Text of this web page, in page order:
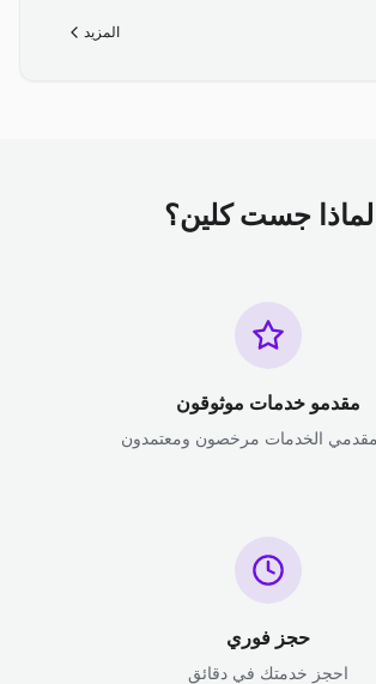
المزيد
لماذا جست كلين؟
مقدمو خدمات موثوقون
الخدمات مرخصون ومعتمدون
حجز فوري
احجز خدمتك في دقائق